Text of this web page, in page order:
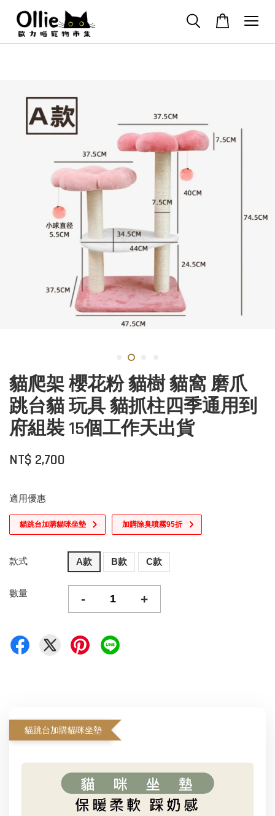
貓爬架 櫻花粉 貓樹 貓窩 磨爪
跳台貓 玩具 貓抓柱四季通用到
府組裝 15個工作天出貨
NT$ 2,700
適用優惠
貓跳台加購貓咪坐墊 加購除臭噴霧95折
款式 A款 B款 C款
數量 - +
貓跳台加購貓咪坐墊